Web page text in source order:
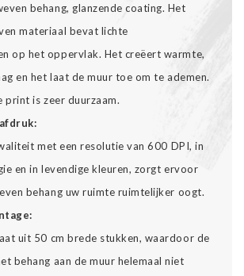
behang, glanzende coating. Het
materiaal bevat lichte
op het oppervlak. Het creëert warmte,
en het laat de muur toe om te ademen.
print is zeer duurzaam.
met een resolutie van 600 DPI, in
en in levendige kleuren, zorgt ervoor
behang uw ruimte ruimtelijker oogt.
uit 50 cm brede stukken, waardoor de
behang aan de muur helemaal niet